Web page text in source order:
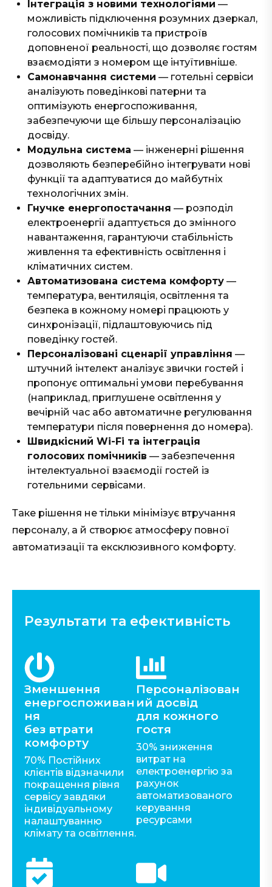
Інтеграція з новими технологіями —
можливість підключення розумних дзеркал,
голосових помічників та пристроїв
доповненої реальності, що дозволяє гостям
взаємодіяти з номером ще інтуїтивніше.
Самонавчання системи — готельні сервіси
аналізують поведінкові патерни та
оптимізують енергоспоживання,
забезпечуючи ще більшу персоналізацію
досвіду.
Модульна система — інженерні рішення
дозволяють безперебійно інтегрувати нові
функції та адаптуватися до майбутніх
технологічних змін.
Гнучке енергопостачання — розподіл
електроенергії адаптується до змінного
навантаження, гарантуючи стабільність
живлення та ефективність освітлення і
кліматичних систем.
Автоматизована система комфорту —
температура, вентиляція, освітлення та
безпека в кожному номері працюють у
синхронізації, підлаштовуючись під
поведінку гостей.
Персоналізовані сценарії управління —
штучний інтелект аналізує звички гостей і
пропонує оптимальні умови перебування
(наприклад, приглушене освітлення у
вечірній час або автоматичне регулювання
температури після повернення до номера).
Швидкісний Wi-Fi та інтеграція
голосових помічників — забезпечення
інтелектуальної взаємодії гостей із
готельними сервісами.
Таке рішення не тільки мінімізує втручання
персоналу, а й створює атмосферу повної
автоматизації та ексклюзивного комфорту.
Результати та ефективність
Зменшення
енергоспоживан
ня
без втрати
комфорту
70% Постійних
клієнтів відзначили
покращення рівня
сервісу завдяки
індивідуальному
налаштуванню
клімату та освітлення.
Персоналізован
ий досвід
для кожного
гостя
30% зниження
витрат на
електроенергію за
рахунок
автоматизованого
керування
ресурсами